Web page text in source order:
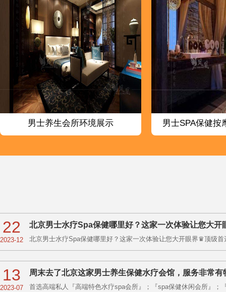
男士养生会所环境展示 男士SPA保健按
22
2023-12
北京男士水疗Spa保健哪里好？这家一次体验让您大开
北京男士水疗Spa保健哪里好？这家一次体验让您大开眼界♛顶级
13
2023-07
周末去了北京这家男士养生保健水疗会馆，服务非常有
首选高端私人『高端特色水疗spa会所』；『spa保健休闲会所』；